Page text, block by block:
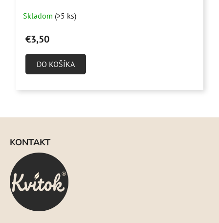
hodnotenie
produktu
z
Skladom (>5 ks)
€3,50
DO KOŠÍKA
KONTAKT